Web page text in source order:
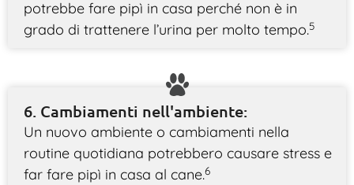
potrebbe fare pipì in casa perché non è in
grado di trattenere l’urina per molto tempo.5
6. Cambiamenti nell'ambiente:
Un nuovo ambiente o cambiamenti nella
routine quotidiana potrebbero causare stress e
far fare pipì in casa al cane.6